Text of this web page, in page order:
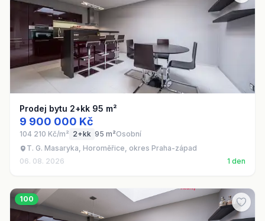
Prodej bytu 2+kk 95 m²
9 900 000 Kč
104 210 Kč/m² 2+kk 95 m²Osobní
T. G. Masaryka, Horoměřice, okres Praha-západ
06. 08. 2026
1 den
100